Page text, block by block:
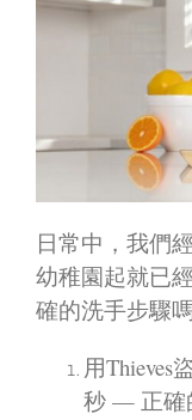
日常中，我們
幼稚園起就已
確的洗手步驟
用Thieves
秒 — 正確